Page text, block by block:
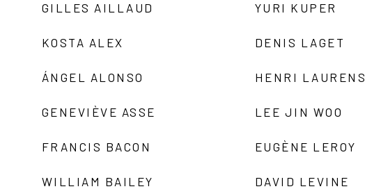
GILLES AILLAUD
KOSTA ALEX
ÁNGEL ALONSO
GENEVIÈVE ASSE
FRANCIS BACON
WILLIAM BAILEY
YURI KUPER
DENIS LAGET
HENRI LAURENS
LEE JIN WOO
EUGÈNE LEROY
DAVID LEVINE